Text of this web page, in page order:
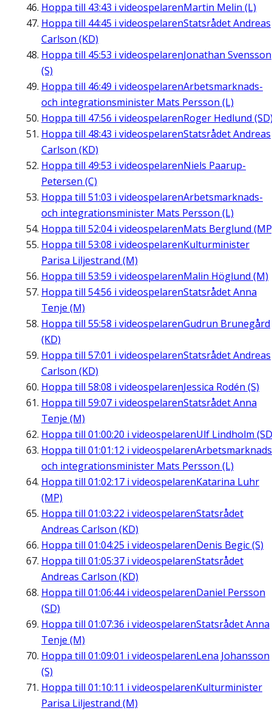
Hoppa till 43:43 i videospelarenMartin Melin (L)
Hoppa till 44:45 i videospelarenStatsrådet Andreas
Carlson (KD)
Hoppa till 45:53 i videospelarenJonathan Svensson
(S)
Hoppa till 46:49 i videospelarenArbetsmarknads-
och integrationsminister Mats Persson (L)
Hoppa till 47:56 i videospelarenRoger Hedlund
Hoppa till 48:43 i videospelarenStatsrådet Andreas
Carlson (KD)
Hoppa till 49:53 i videospelarenNiels Paarup-
Petersen (C)
Hoppa till 51:03 i videospelarenArbetsmarknads-
och integrationsminister Mats Persson (L)
Hoppa till 52:04i videospelarenMats Berglund
Hoppa till 53:08 i videospelarenKulturminister
Parisa Liljestrand (M)
Hoppa till 53:59 i videospelarenMalin Höglund (M)
Hoppa till 54:56 i videospelarenStatsrådet Anna
Tenje (M)
Hoppa till 55:58 i videospelarenGudrun Brunegård
(KD)
Hoppa till 57:01 i videospelarenStatsrådet Andreas
Carlson (KD)
Hoppa till 58:08 i videospelarenJessica Rodén (S)
Hoppa till 59:07 i videospelarenStatsrådet Anna
Tenje (M)
Hoppa till 01:00:20 i videospelarenUlf Lindholm
Hoppa till 01:01:12 i videospelaren
och integrationsminister Mats Persson (L)
Hoppa till 01:02:17 i videospelarenKatarina Luhr
(MP)
Hoppa till 01:03:22 i videospelarenStatsrådet
Andreas Carlson (KD)
Hoppa till 01:04:25 i videospelarenDenis Begic (S)
Hoppa till 01:05:37 i videospelarenStatsrådet
Andreas Carlson (KD)
Hoppa till 01:06:44i videospelarenDaniel Persson
(SD)
Hoppa till 01:07:36 i videospelarenStatsrådet Anna
Tenje (M)
Hoppa till 01:09:01 i videospelarenLena Johansson
(S)
Hoppa till 01:10:11 i videospelarenKulturminister
Parisa Liljestrand (M)